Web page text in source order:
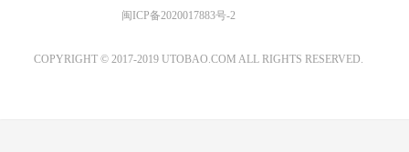
闽ICP备2020017883号-2
COPYRIGHT © 2017-2019 UTOBAO.COM ALL RIGHTS RESERVED.